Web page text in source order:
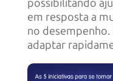
possibilitando
em resposta a
no desempenho.
adaptar